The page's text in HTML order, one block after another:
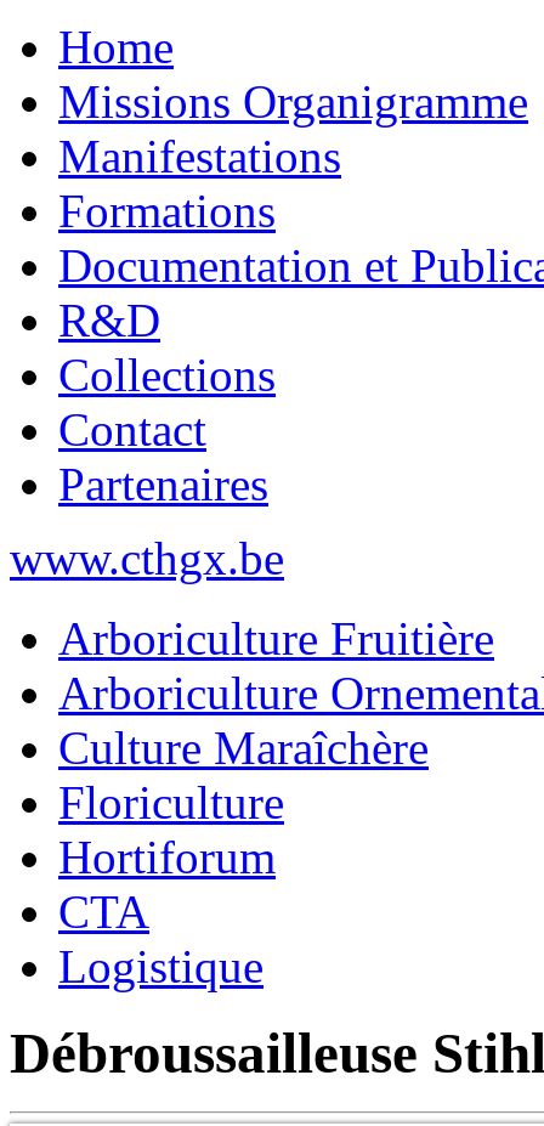
Home
Missions Organigramme
Manifestations
Formations
Documentation et
R&D
Collections
Contact
Partenaires
www.cthgx.be
Arboriculture Fruitière
Arboriculture
Culture Maraîchère
Floriculture
Hortiforum
CTA
Logistique
Débroussailleuse